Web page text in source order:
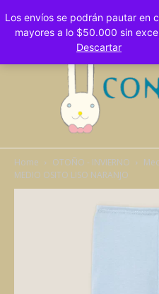
Home OTOÑO - INVIERNO
MEDIO OSITO LISO NARANJO
Los envíos se podrán pautar en
mayores a lo $50.000 sin
Descartar